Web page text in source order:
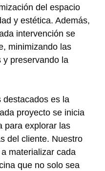
del espacio
y estética. Además,
intervención se
minimizando las
y preservando la
destacados es la
proyecto se inicia
para explorar las
del cliente. Nuestro
materializar cada
que no solo sea